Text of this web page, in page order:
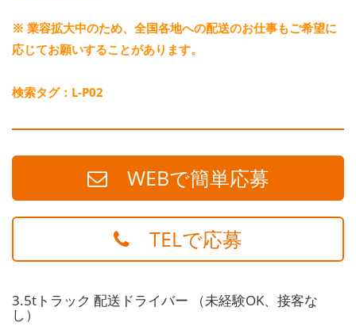
※ 業容拡大中のため、全国各地への配送のお仕事もご希望に
応じてお願いすることがあります。
検索タグ：L-P02
WEBで簡単応募
TELで応募
3.5tトラック 配送ドライバー （未経験OK、接客な
し）